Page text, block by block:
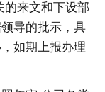
的来文和下设部
导的批示，具
如期上报办理